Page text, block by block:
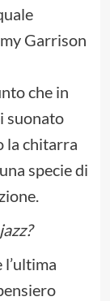
Garrison
che in
suonato
la chitarra
specie di